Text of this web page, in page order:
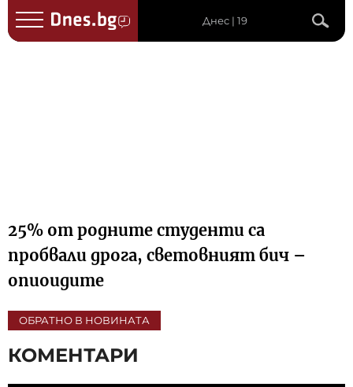
Днес | 19
25% от родните студенти са
пробвали дрога, световният бич –
опиоидите
ОБРАТНО В НОВИНАТА
КОМЕНТАРИ